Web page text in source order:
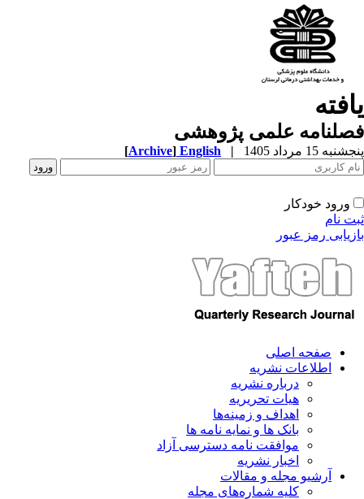
علمی پژوهشی
15 مرداد 1405 |
English
[Archive]
ورود خودکار
نام
رمز عبور
صفحه اصلی
اطلاعات نشریه
درباره نشریه
هیات تحریریه
اهداف و زمینه‌ها
بانک ها و نمایه نامه ها
موافقت نامه دسترسی آزاد
اخبار نشریه
آرشیو مجله و مقالات
کلیه شماره‌های مجله